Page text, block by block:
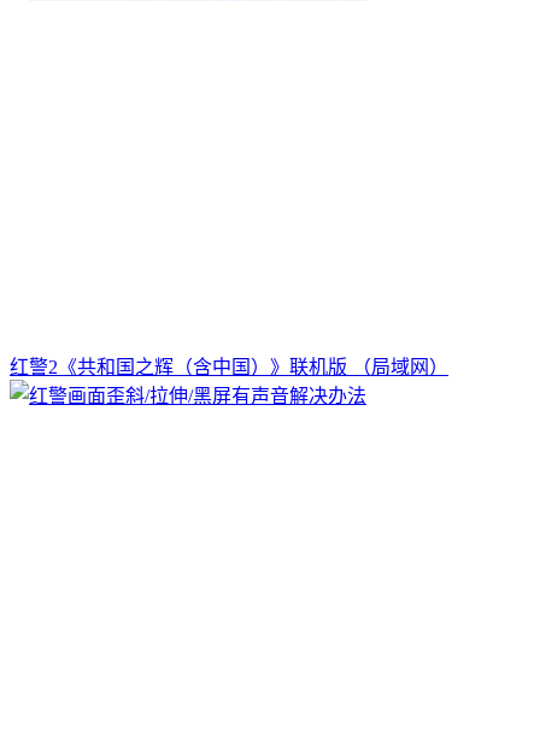
红警2《共和国之辉（含中国）》联机版 （局域网）